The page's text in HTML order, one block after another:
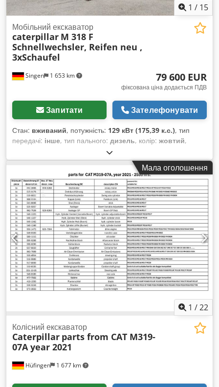
1 / 15
Singen 1 653 km
Мобільний екскаватор
caterpillar M 318 F
Schnellwechsler, Reifen neu ,
3xSchaufel
79 600 EUR
фіксована ціна додається ПДВ
Запитати Зателефонувати
Стан: вживаний, потужність: 129 кВт (175,39 к.с.), тип
передачі: інше, тип пального: дизель, колір: жовтий,
, клас викидів:
інше, Рік виготовлення:2019, мотогодини:7 162 h,
інше, паливо:дизель , Обладнання:
кондиціонер, повний привід,
Мала оголошення
1 /22
Hüfingen 1 677 km
Колісний екскаватор
Caterpillar parts from CAT M319-
07A year 2021